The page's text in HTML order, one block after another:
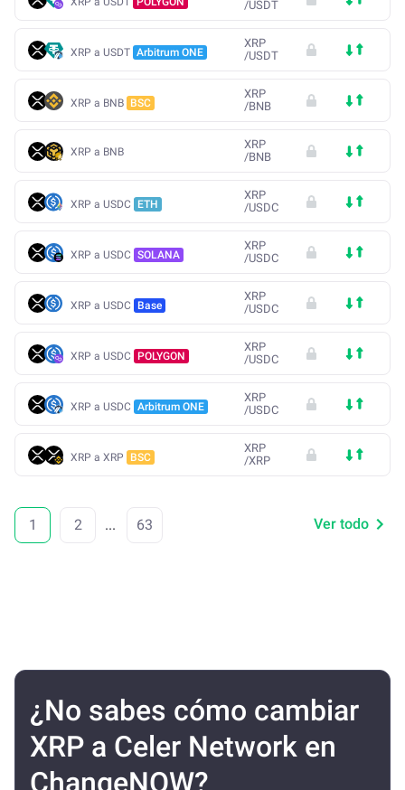
/USDT
XRP a USDT Arbitrum ONE
XRP
/USDT
XRP a BNB BSC
XRP
/BNB
XRP a BNB
XRP
/BNB
XRP a USDC ETH
XRP
/USDC
XRP a USDC SOLANA
XRP
/USDC
XRP a USDC Base
XRP
/USDC
XRP a USDC POLYGON
XRP
/USDC
XRP a USDC Arbitrum ONE
XRP
/USDC
XRP a XRP BSC
XRP
/XRP
1 2 ... 63 Ver todo
¿No sabes cómo cambiar
XRP a Celer Network en
ChangeNOW?